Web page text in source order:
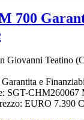
700
Giovanni Teatino
e
SGT-CHM260067
EURO 7.390